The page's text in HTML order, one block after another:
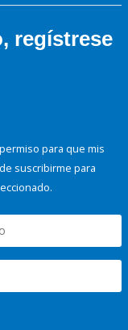
regístrese
para que mis
suscribirme para